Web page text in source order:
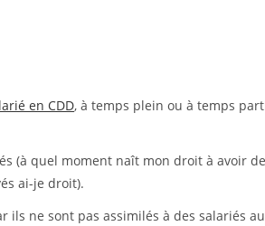
en CDD, à temps plein ou à temps
(à quel moment naît mon droit à avoir
ai-je droit).
ils ne sont pas assimilés à des salariés